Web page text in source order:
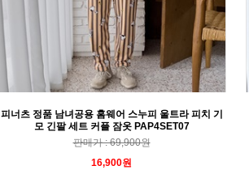
피너츠 정품 남녀공용 홈웨어 스누피 울트라 피치 기
모 긴팔 세트 커플 잠옷 PAP4SET07
판매가 : 69,900원
16,900원